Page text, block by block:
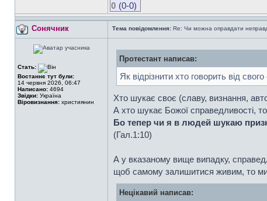
0 (0-0)
Сонячник Тема повідомлення: Re: Чи можна оправдати
Стать:
Востаннє тут були:
14 червня 2026, 06:47
Написано: 4694
Звідки: Україна
Віровизнання: християнин
Протестант написав:
Як відрізнити хто говорить від
Хто шукає своє (славу, визнання,
А хто шукає Божої справедливості,
Бо тепер чи я в людей шукаю
(Гал.1:10)
А у вказаному вище випадку,
щоб самому залишитися живим, то ми
Нецікавий написав: